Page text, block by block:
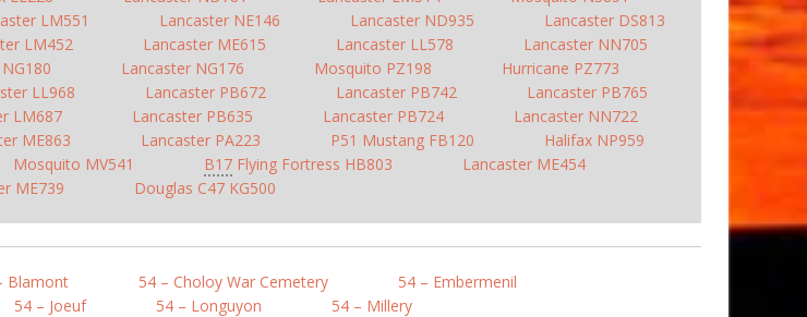
LM551 Lancaster NE146 Lancaster ND935
Lancaster DS813
LM452 Lancaster ME615 Lancaster LL578
Lancaster NN705
Lancaster NG176 Mosquito PZ198
Hurricane PZ773
LL968 Lancaster PB672 Lancaster PB742
Lancaster PB765
LM687 Lancaster PB635 Lancaster PB724
Lancaster NN722
ME863 Lancaster PA223 P51 Mustang FB120
Halifax NP959
Mosquito MV541 B17Flying Fortress HB803
Lancaster ME454
ME739
Douglas C47 KG500
Blamont 54 – Choloy War Cemetery
54 – Embermenil
54 – Joeuf 54 – Longuyon
54 – Millery